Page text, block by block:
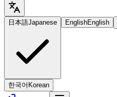
日本語Japanese EnglishEnglish
한국어 Korean